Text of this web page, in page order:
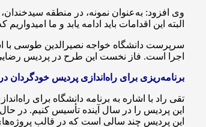
وی افزود: به‌عنوان نمونه، در منطقه
البته این اقدامات باید ادامه یابد و ما
سرپرست دانشگاه خواجه نصیرالدین طوسی با
اجرا است. فاز نخست این طرح در پردیس
برنامه‌ریزی برای راه‌اندازی پردیس خودگردان
تقی راد با اشاره به برنامه دانشگاه برای
این پردیس چند سالی است که در قالب